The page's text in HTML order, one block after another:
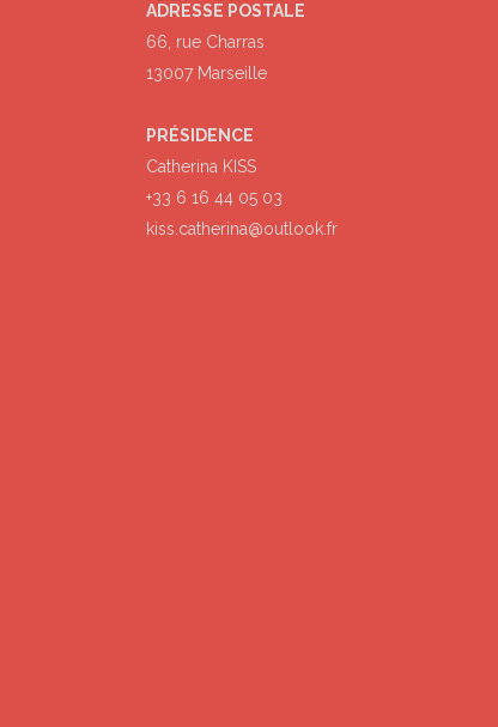
ADRESSE POSTALE
66, rue Charras
13007 Marseille
PRÉSIDENCE
Catherina KISS
+33 6 16 44 05 03
kiss.catherina@outlook.fr